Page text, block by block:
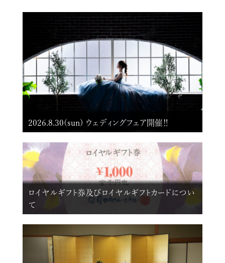
2026.8.30(sun) ウェディングフェア開催‼
ロイヤルギフト券及びロイヤルギフトカードについ
て